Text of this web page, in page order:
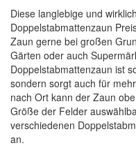
Diese langlebige und
Doppelstabmattenzaun
Zaun gerne bei großen
Gärten oder auch
Doppelstabmattenzaun ist
sondern sorgt auch für
nach Ort kann der Zaun
Größe der Felder
verschiedenen
an.